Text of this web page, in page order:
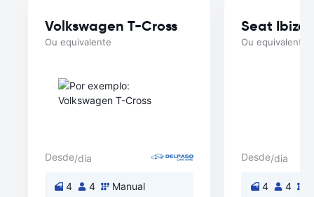
Volkswagen T-Cross
Ou equivalente
Desde/dia
4 4 Manual
Seat Ibiza
Ou equivalente
Desde/dia
4 4